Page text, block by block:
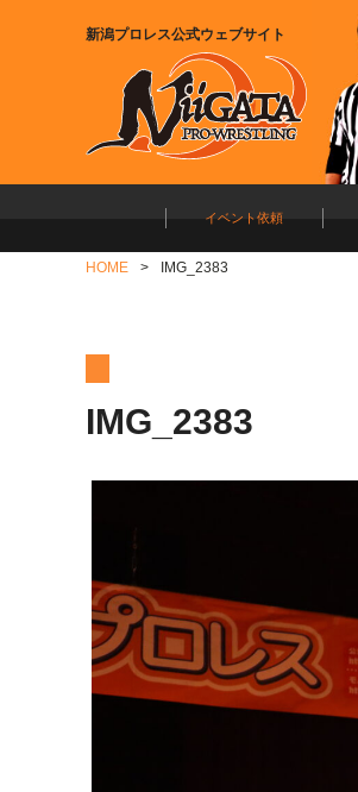
新潟プロレス公式ウェブサイト
イベント依頼
HOME IMG_2383
IMG_2383